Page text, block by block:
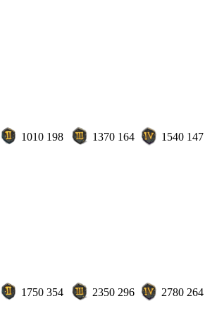
1010 198 1370 164 1540 147
1750 354 2350 296 2780 264